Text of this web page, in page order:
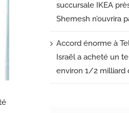
succursale IKEA
Shemesh n’ouvrira
Accord énorme à
Israël a acheté un
environ 1/2 milliard